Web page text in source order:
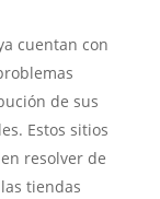
cuentan con
de sus
Estos sitios
resolver de
tiendas